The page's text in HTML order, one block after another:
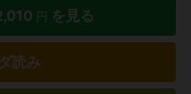
円 を見る
読み